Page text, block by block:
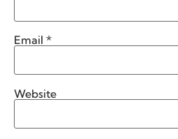
Email *
Website